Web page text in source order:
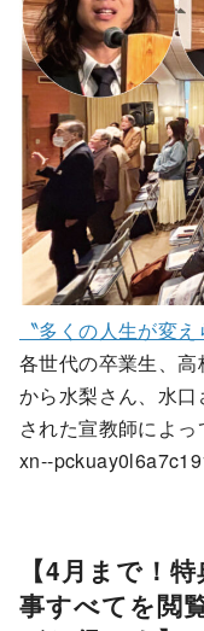
〝多くの人生が変
各世代の卒業生、
から水梨さん、水
された宣教師によ
xn--
【4月まで！
事すべてを閲